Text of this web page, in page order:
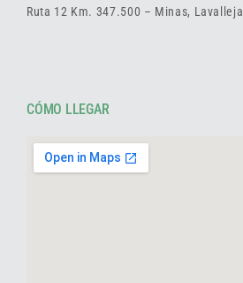
Ruta 12 Km. 347.500 – Minas, Lavalleja
CÓMO LLEGAR